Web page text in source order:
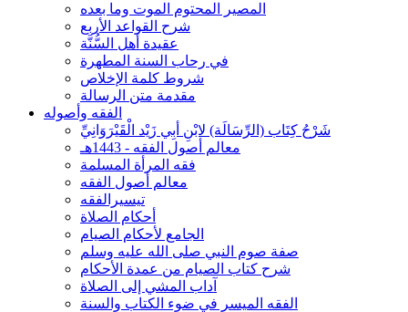
المصير المحتوم الموت وما بعده
شرح القواعد الأربع
عقيدة أهل السُّنَّة
في رحاب السنة المطهرة
شروط كلمة الإخلاص
مقدمة متن الرسالة
الفقه وأصوله
شَرْحُ كِتَاب (الرِّسَالَة) لابْنِ أبِي زَيْد الْقَيْرَوَانِيِّ
معالم أصول الفقه - 1443هـ
فقه المرأة المسلمة
معالم أصول الفقه
تيسيرالفقه
أحكام الصلاة
الجامع لأحكام الصيام
صفة صوم النبي صلى الله عليه وسلم
شرح كتاب الصيام من عمدة الأحكام
آداب المشي إلى الصلاة
الفقه الميسر في ضوء الكتاب والسنة